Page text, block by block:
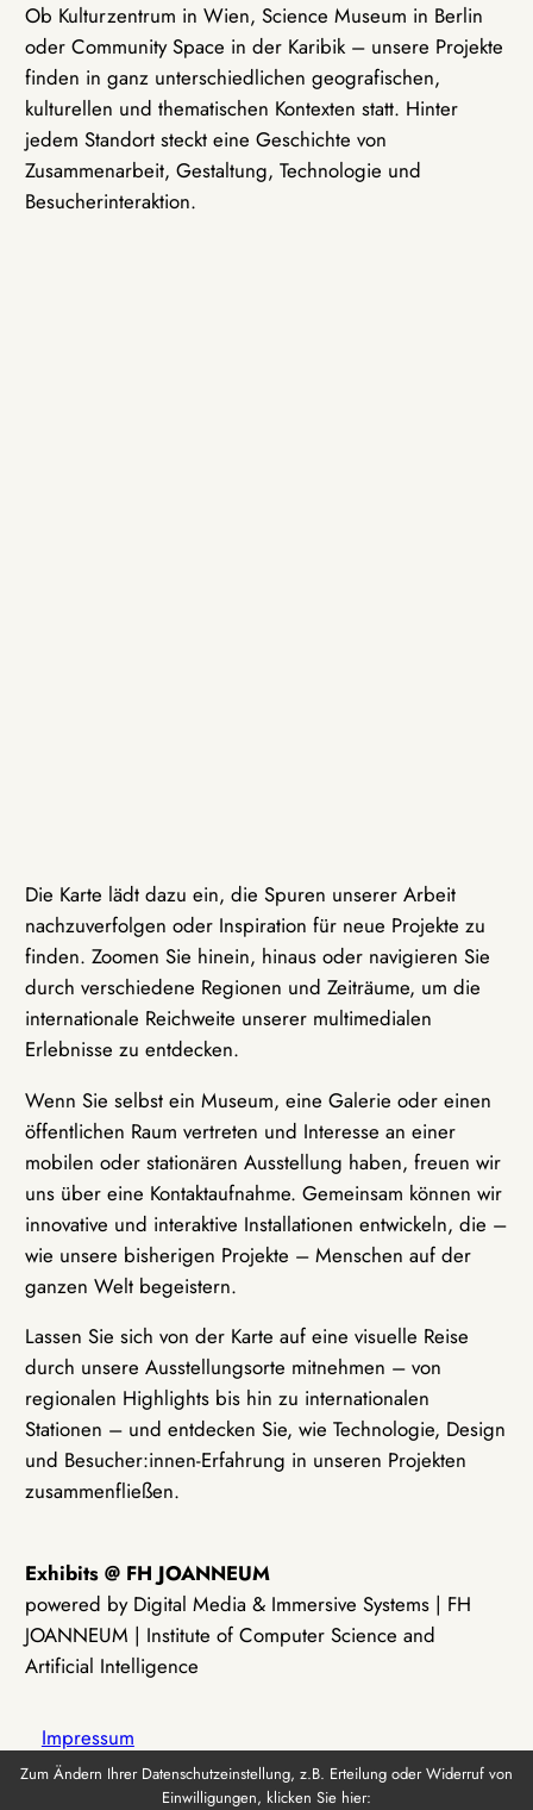
Ob Kulturzentrum in Wien, Science Museum in Berlin
oder Community Space in der Karibik – unsere Projekte
finden in ganz unterschiedlichen geografischen,
kulturellen und thematischen Kontexten statt. Hinter
jedem Standort steckt eine Geschichte von
Zusammenarbeit, Gestaltung, Technologie und
Besucherinteraktion.
Die Karte lädt dazu ein, die Spuren unserer Arbeit
nachzuverfolgen oder Inspiration für neue Projekte zu
finden. Zoomen Sie hinein, hinaus oder navigieren Sie
durch verschiedene Regionen und Zeiträume, um die
internationale Reichweite unserer multimedialen
Erlebnisse zu entdecken.
Wenn Sie selbst ein Museum, eine Galerie oder einen
öffentlichen Raum vertreten und Interesse an einer
mobilen oder stationären Ausstellung haben, freuen wir
uns über eine Kontaktaufnahme. Gemeinsam können wir
innovative und interaktive Installationen entwickeln, die –
wie unsere bisherigen Projekte – Menschen auf der
ganzen Welt begeistern.
Lassen Sie sich von der Karte auf eine visuelle Reise
durch unsere Ausstellungsorte mitnehmen – von
regionalen Highlights bis hin zu internationalen
Stationen – und entdecken Sie, wie Technologie, Design
und Besucher:innen-Erfahrung in unseren Projekten
zusammenfließen.
Exhibits @ FH JOANNEUM
powered by Digital Media & Immersive Systems | FH
JOANNEUM | Institute of Computer Science and
Artificial Intelligence
Impressum
Zum Ändern Ihrer Datenschutzeinstellung, z.B. Erteilung oder Widerruf von
Einwilligungen, klicken Sie hier: